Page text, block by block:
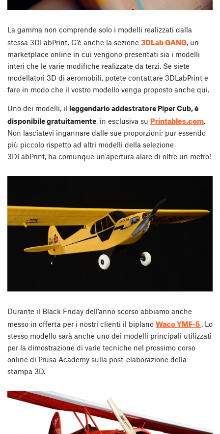
La gamma non comprende solo i modelli realizzati dalla
stessa 3DLabPrint. C’è anche la sezione 3DLab GANG, un
marketplace online in cui vengono presentati sia i modelli
interi che le varie modifiche realizzate da terzi. Se siete
modellatori 3D di aeromobili, potete contattare 3DLabPrint e
fare in modo che il vostro modello venga proposto anche qui.
Uno dei modelli, il leggendario addestratore Piper Cub, è
disponibile gratuitamente, in esclusiva su Printables.com.
Non lasciatevi ingannare dalle sue proporzioni; pur essendo
più piccolo rispetto ad altri modelli della selezione
3DLabPrint, ha comunque un’apertura alare di oltre un metro!
Durante il Black Friday dell’anno scorso abbiamo anche
messo in offerta per i nostri clienti il biplano Waco YMF-5. Lo
stesso modello sarà anche uno dei modelli principali utilizzati
per la dimostrazione di varie tecniche nel prossimo corso
online di Prusa Academy sulla post-elaborazione della
stampa 3D.